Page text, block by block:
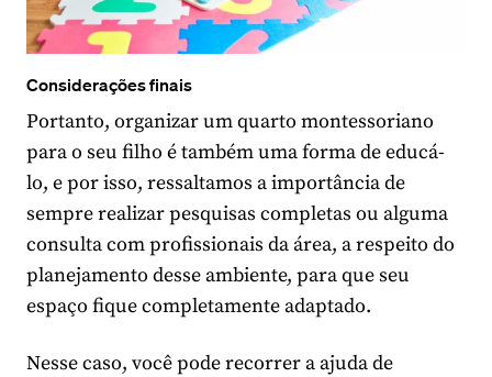
Considerações finais
Portanto, organizar um quarto montessoriano
para o seu filho é também uma forma de educá-
lo, e por isso, ressaltamos a importância de
sempre realizar pesquisas completas ou alguma
consulta com profissionais da área, a respeito do
planejamento desse ambiente, para que seu
espaço fique completamente adaptado.
Nesse caso, você pode recorrer a ajuda de